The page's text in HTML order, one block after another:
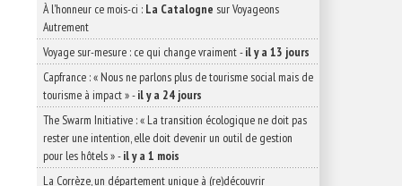
À l'honneur ce mois-ci : La Catalogne sur Voyageons
Autrement
Voyage sur-mesure : ce qui change vraiment-il y a 13 jours
Capfrance : « Nous ne parlons plus de tourisme social mais de
tourisme à impact »-il y a 24 jours
The Swarm Initiative : « La transition écologique ne doit pas
rester une intention, elle doit devenir un outil de gestion
pour les hôtels »-il y a 1 mois
La Corrèze, un département unique à (re)découvrir